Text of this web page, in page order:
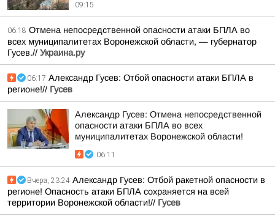
09:15
06:18 Отмена непосредственной опасности атаки БПЛА во
всех муниципалитетах Воронежской области, — губернатор
Гусев.// Украина.ру
06:17 Александр Гусев: Отбой опасности атаки БПЛА в
регионе!// Гусев
Александр Гусев: Отмена непосредственной
опасности атаки БПЛА во всех
муниципалитетах Воронежской области!
06:11
Вчера, 23:24 Александр Гусев: Отбой ракетной опасности в
регионе! Опасность атаки БПЛА сохраняется на всей
территории Воронежской области!// Гусев